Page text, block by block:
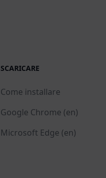
SCARICARE
Come installare
Google Chrome (en)
Microsoft Edge (en)